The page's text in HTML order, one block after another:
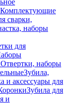
Комплектующие
сварки,
наборы
для
Отвертки, наборы
Зубила,
и аксессуары для
Зубила для
и